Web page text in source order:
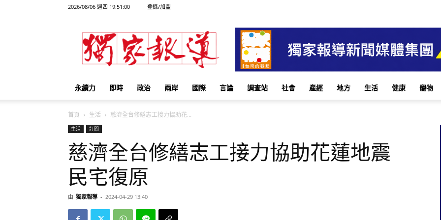
2026/08/06 週四 19:51:00 登錄/加盟
獨
家
報
永續力 即時 政治 兩岸 國際 言論 調查站 社會 產經 地方 生活 健康 寵物
首頁 生活 慈濟全台修繕志工接力協助花...
生活 訂閱
慈濟全台修繕志工接力協助花蓮地震
民宅復原
由 獨家報導 - 2024-04-29 13:40